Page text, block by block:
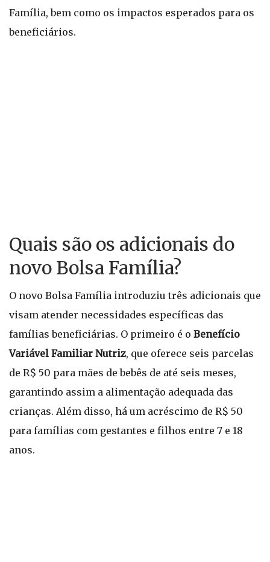
Família, bem como os impactos esperados para os
beneficiários.
Quais são os adicionais do
novo Bolsa Família?
O novo Bolsa Família introduziu três adicionais que
visam atender necessidades específicas das
famílias beneficiárias. O primeiro é o Benefício
Variável Familiar Nutriz, que oferece seis parcelas
de R$ 50 para mães de bebês de até seis meses,
garantindo assim a alimentação adequada das
crianças. Além disso, há um acréscimo de R$ 50
para famílias com gestantes e filhos entre 7 e 18
anos.